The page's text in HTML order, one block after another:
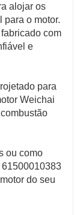
alojar os
para o motor.
com
e
para
Weichai
ou como
do seu